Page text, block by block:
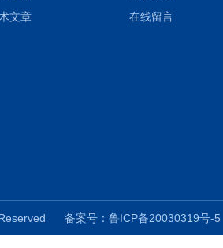
文章
在线留言
Reserved 备案号：鲁ICP备20030319号-5